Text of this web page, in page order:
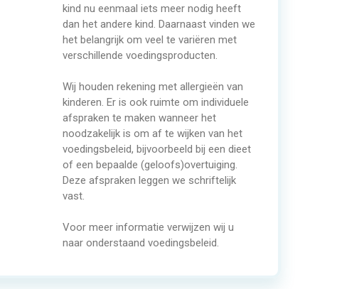
kind nu eenmaal iets meer nodig heeft
dan het andere kind. Daarnaast vinden we
het belangrijk om veel te variëren met
verschillende voedingsproducten.
Wij houden rekening met allergieën van
kinderen. Er is ook ruimte om individuele
afspraken te maken wanneer het
noodzakelijk is om af te wijken van het
voedingsbeleid, bijvoorbeeld bij een dieet
of een bepaalde (geloofs)overtuiging.
Deze afspraken leggen we schriftelijk
vast.
Voor meer informatie verwijzen wij u
naar onderstaand voedingsbeleid.